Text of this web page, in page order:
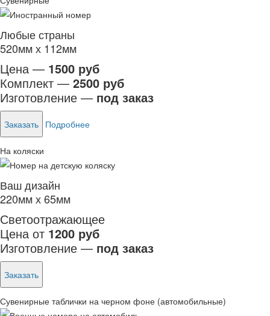
Любые страны
520мм х 112мм
Цена — 1500 руб
Комплект — 2500 руб
Изготовление — под заказ
Заказать Подробнее
На коляски
Ваш дизайн
220мм х 65мм
Светоотражающее
Цена от 1200 руб
Изготовление — под заказ
Заказать
Сувенирные таблички на черном фоне (автомобильные)